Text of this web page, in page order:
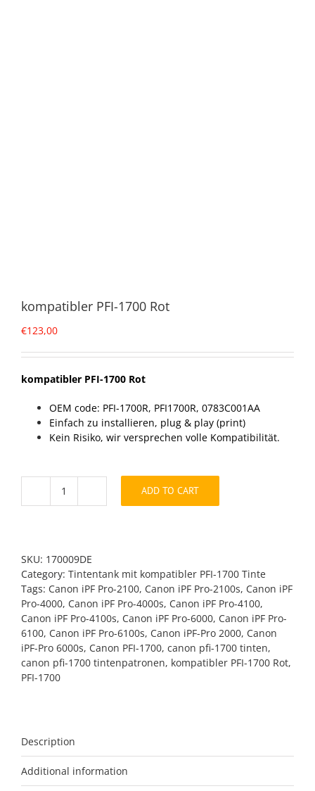
kompatibler PFI-1700 Rot
€123,00
kompatibler PFI-1700 Rot
OEM code: PFI-1700R, PFI1700R, 0783C001AA
Einfach zu installieren, plug & play (print)
Kein Risiko, wir versprechen volle Kompatibilität.
kompatibler
quantity
ADD TO CART
SKU: 170009DE
Category: Tintentank mit kompatibler PFI-1700 Tinte
Tags: Canon iPF Pro-2100, Canon iPF Pro-2100s, Canon iPF
Pro-4000, Canon iPF Pro-4000s, Canon iPF Pro-4100,
Canon iPF Pro-4100s, Canon iPF Pro-6000, Canon iPF Pro-
6100, Canon iPF Pro-6100s, Canon iPF-Pro 2000, Canon
iPF-Pro 6000s, Canon PFI-1700, canon pfi-1700 tinten,
canon pfi-1700 tintenpatronen, kompatibler PFI-1700 Rot,
PFI-1700
Description
Additional information